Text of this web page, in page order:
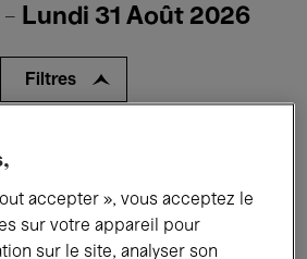
- Lundi 31 Août 2026
Filtres
Films Performances
Jazz
accepter », vous acceptez le
sur votre appareil pour
sur le site, analyser son